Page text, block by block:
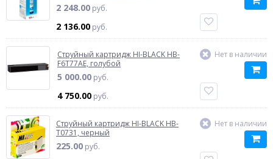
2 248.00 руб.
2 136.00 руб.
Струйный картридж HI-BLACK HB-
F6T77AE, голубой
5 000.00 руб.
4 750.00 руб.
Нет в наличии
Струйный картридж HI-BLACK HB-
T0731, черный
225.00 руб.
Нет в наличии